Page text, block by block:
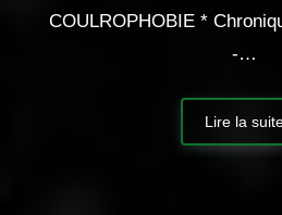
COULROPHOBIE *
-…
Lire la